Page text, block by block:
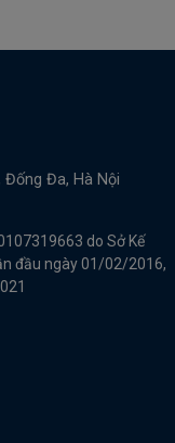
Đống Đa, Hà Nội
do Sở Kế
đầu ngày 01/02/2016,